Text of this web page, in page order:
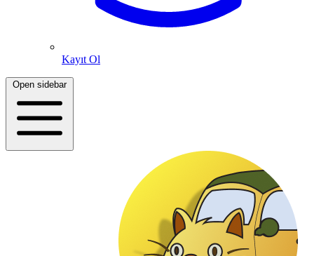
Kayıt Ol
Open sidebar